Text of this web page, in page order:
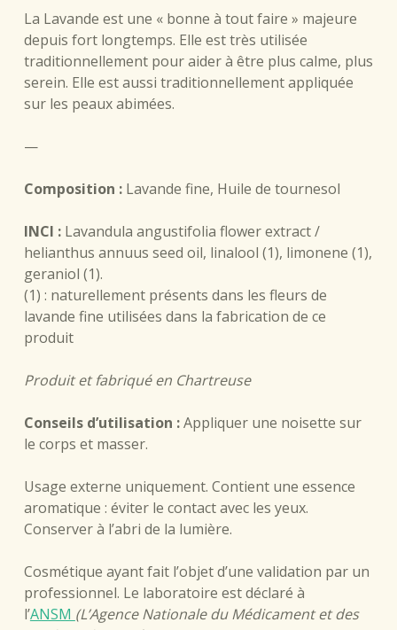
La Lavande est une « bonne à tout faire » majeure
depuis fort longtemps. Elle est très utilisée
traditionnellement pour aider à être plus calme, plus
serein. Elle est aussi traditionnellement appliquée
sur les peaux abimées.
—
Composition :Lavande fine, Huile de tournesol
INCI :Lavandula angustifolia flower extract /
helianthus annuus seed oil, linalool (1), limonene (1),
geraniol (1).
(1) : naturellement présents dans les fleurs de
lavande fine utilisées dans la fabrication de ce
produit
Produit et fabriqué en Chartreuse
Conseils d’utilisation :Appliquer une noisette sur
le corps et masser.
Usage externe uniquement. Contient une essence
aromatique : éviter le contact avec les yeux.
Conserver à l’abri de la lumière.
Cosmétique ayant fait l’objet d’une validation par un
professionnel. Le laboratoire est déclaré à
l’ANSM (L’Agence Nationale du Médicament et des